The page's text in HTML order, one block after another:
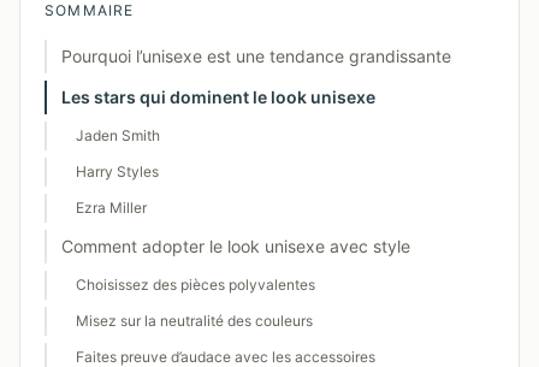
SOMMAIRE
Pourquoi l’unisexe est une tendance grandissante
Les stars qui dominent le look unisexe
Jaden Smith
Harry Styles
Ezra Miller
Comment adopter le look unisexe avec style
Choisissez des pièces polyvalentes
Misez sur la neutralité des couleurs
Faites preuve d’audace avec les accessoires